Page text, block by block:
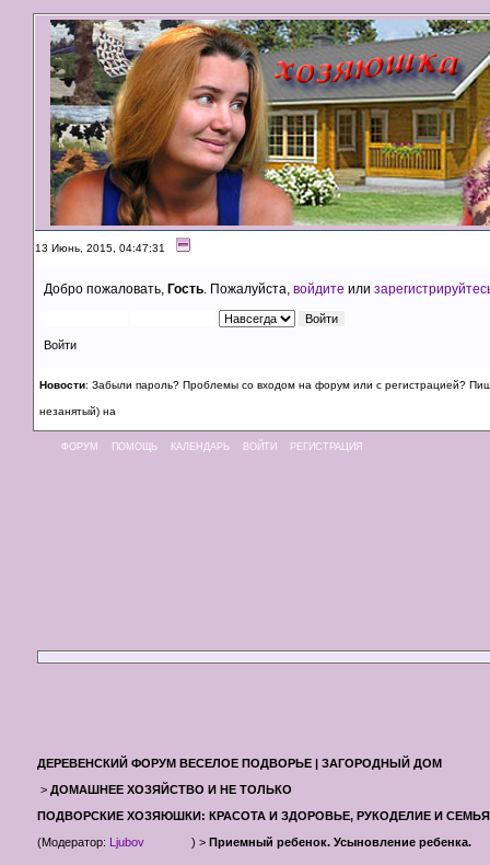
13 Июнь, 2015, 04:47:31
Добро пожаловать, Гость . Пожалуйста, войдите или
Войти
Новости: Забыли пароль? Проблемы со входом на форум или с регистрацией?
незанятый) на
ФОРУМ ПОМОЩЬ КАЛЕНДАРЬ ВОЙТИ РЕГИСТРАЦИЯ
ДЕРЕВЕНСКИЙ ФОРУМ ВЕСЕЛОЕ ПОДВОРЬЕ | ЗАГОРОДНЫЙ ДОМ
> ДОМАШНЕЕ ХОЗЯЙСТВО И НЕ ТОЛЬКО
ПОДВОРСКИЕ ХОЗЯЮШКИ: КРАСОТА И ЗДОРОВЬЕ, РУКОДЕЛИЕ И СЕМЬЯ
(Модератор: Ljubov ) > Приемный ребенок. Усыновление ребенка.